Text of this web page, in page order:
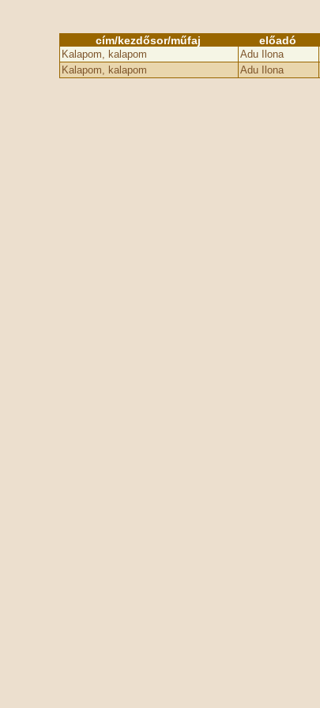
cím/kezdősor/műfaj előadó
Kalapom, kalapom Adu Ilona
Kalapom, kalapom
Adu Ilona